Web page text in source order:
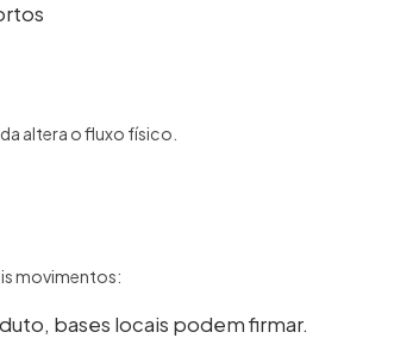
altera o fluxo físico.
movimentos:
bases locais podem firmar.